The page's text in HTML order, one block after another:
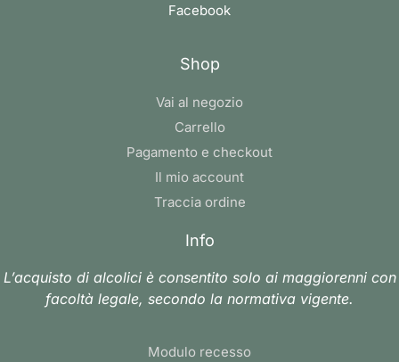
Facebook
Shop
Vai al negozio
Carrello
Pagamento e checkout
Il mio account
Traccia ordine
Info
L’acquisto di alcolici è consentito solo ai maggiorenni con
facoltà legale, secondo la normativa vigente.
Modulo recesso